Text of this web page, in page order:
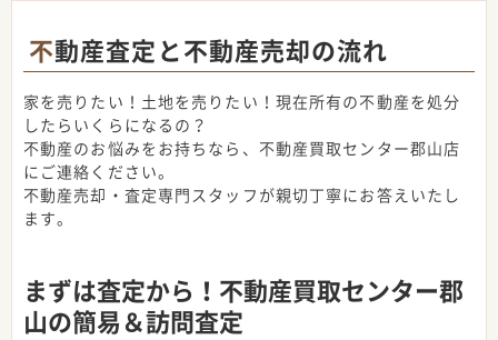
不動産査定と不動産売却の流れ
家を売りたい！土地を売りたい！現在所有の不動産を処分
したらいくらになるの？
不動産のお悩みをお持ちなら、不動産買取センター郡山店
にご連絡ください。
不動産売却・査定専門スタッフが親切丁寧にお答えいたし
ます。
まずは査定から！不動産買取センター郡
山の簡易＆訪問査定